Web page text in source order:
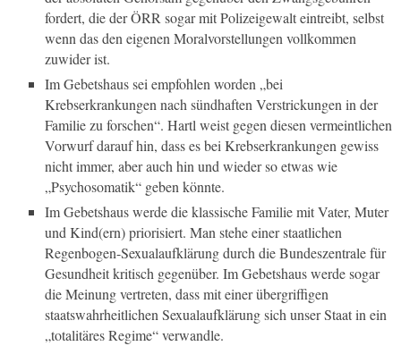
fordert, die der ÖRR sogar mit Polizeigewalt eintreibt, selbst
wenn das den eigenen Moralvorstellungen vollkommen
zuwider ist.
Im Gebetshaus sei empfohlen worden „bei
Krebserkrankungen nach sündhaften Verstrickungen in der
Familie zu forschen“. Hartl weist gegen diesen vermeintlichen
Vorwurf darauf hin, dass es bei Krebserkrankungen gewiss
nicht immer, aber auch hin und wieder so etwas wie
„Psychosomatik“ geben könnte.
Im Gebetshaus werde die klassische Familie mit Vater, Muter
und Kind(ern) priorisiert. Man stehe einer staatlichen
Regenbogen-Sexualaufklärung durch die Bundeszentrale für
Gesundheit kritisch gegenüber. Im Gebetshaus werde sogar
die Meinung vertreten, dass mit einer übergriffigen
staatswahrheitlichen Sexualaufklärung sich unser Staat in ein
„totalitäres Regime“ verwandle.